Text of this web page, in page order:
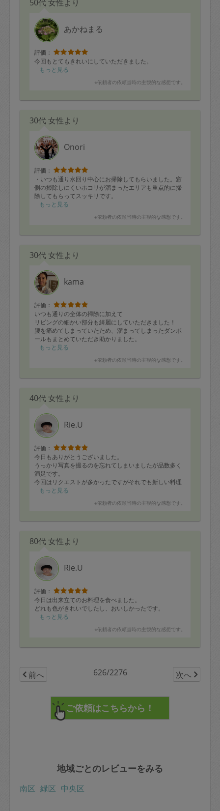
50代 女性より
あかねまる
評価：
今回もとてもきれいにしていただきました。
もっと見る
※依頼者の依頼当時の主観的な感想です。
30代 女性より
Onori
評価：
・いつも通り水回り中心にお掃除してもらいました。窓
側の掃除しにくいホコリが溜まったエリアも重点的に掃
除してもらってスッキリです。
もっと見る
※依頼者の依頼当時の主観的な感想です。
30代 女性より
kama
評価：
いつも通りの全体の掃除に加えて
リビングの細かい部分も綺麗にしていただきました！
腰を痛めてしまっていたため、溜まってしまったダンボ
ールもまとめていただき助かりました。
もっと見る
※依頼者の依頼当時の主観的な感想です。
40代 女性より
Rie.U
評価：
今日もありがとうございました。
うっかり写真を撮るのを忘れてしまいましたが品数多く
満足です。
今回はリクエストが多かったですがそれでも新しい料理
もあり食べるのが楽しみです！
もっと見る
※依頼者の依頼当時の主観的な感想です。
80代 女性より
Rie.U
評価：
今日は出来立てのお料理を食べました。
どれも色がきれいでしたし、おいしかったです。
もっと見る
※依頼者の依頼当時の主観的な感想です。
前へ 626/2276 次へ
地域ごとのレビューをみる
南区 緑区 中央区